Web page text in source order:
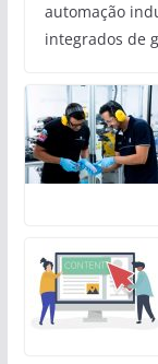
automação
integrados de